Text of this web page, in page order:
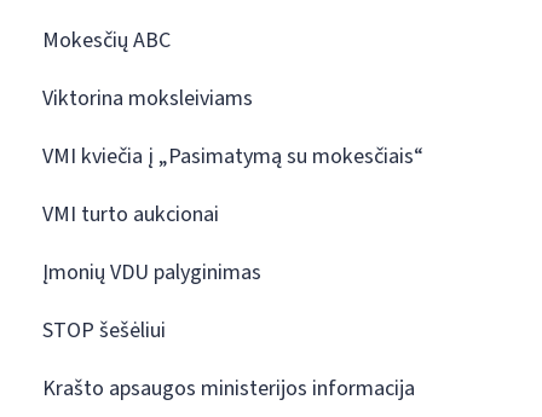
Mokesčių ABC
Viktorina moksleiviams
VMI kviečia į „Pasimatymą su mokesčiais“
VMI turto aukcionai
Įmonių VDU palyginimas
STOP šešėliui
Krašto apsaugos ministerijos informacija